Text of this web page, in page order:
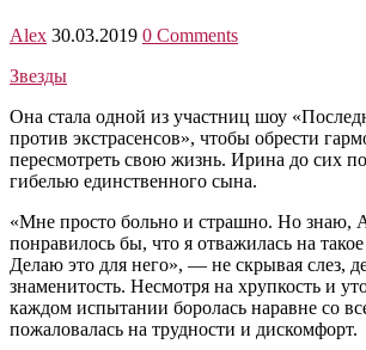
Alex 30.03.2019 0 Comments
Звезды
Она стала одной из участниц шоу
против экстрасенсов», чтобы обрести
пересмотреть свою жизнь. Ирина до сих
гибелью единственного сына.
«Мне просто больно и страшно. Но знаю,
понравилось бы, что я отважилась на
Делаю это для него», — не скрывая слез,
знаменитость. Несмотря на хрупкость и
каждом испытании боролась наравне со
пожаловалась на трудности и дискомфорт.